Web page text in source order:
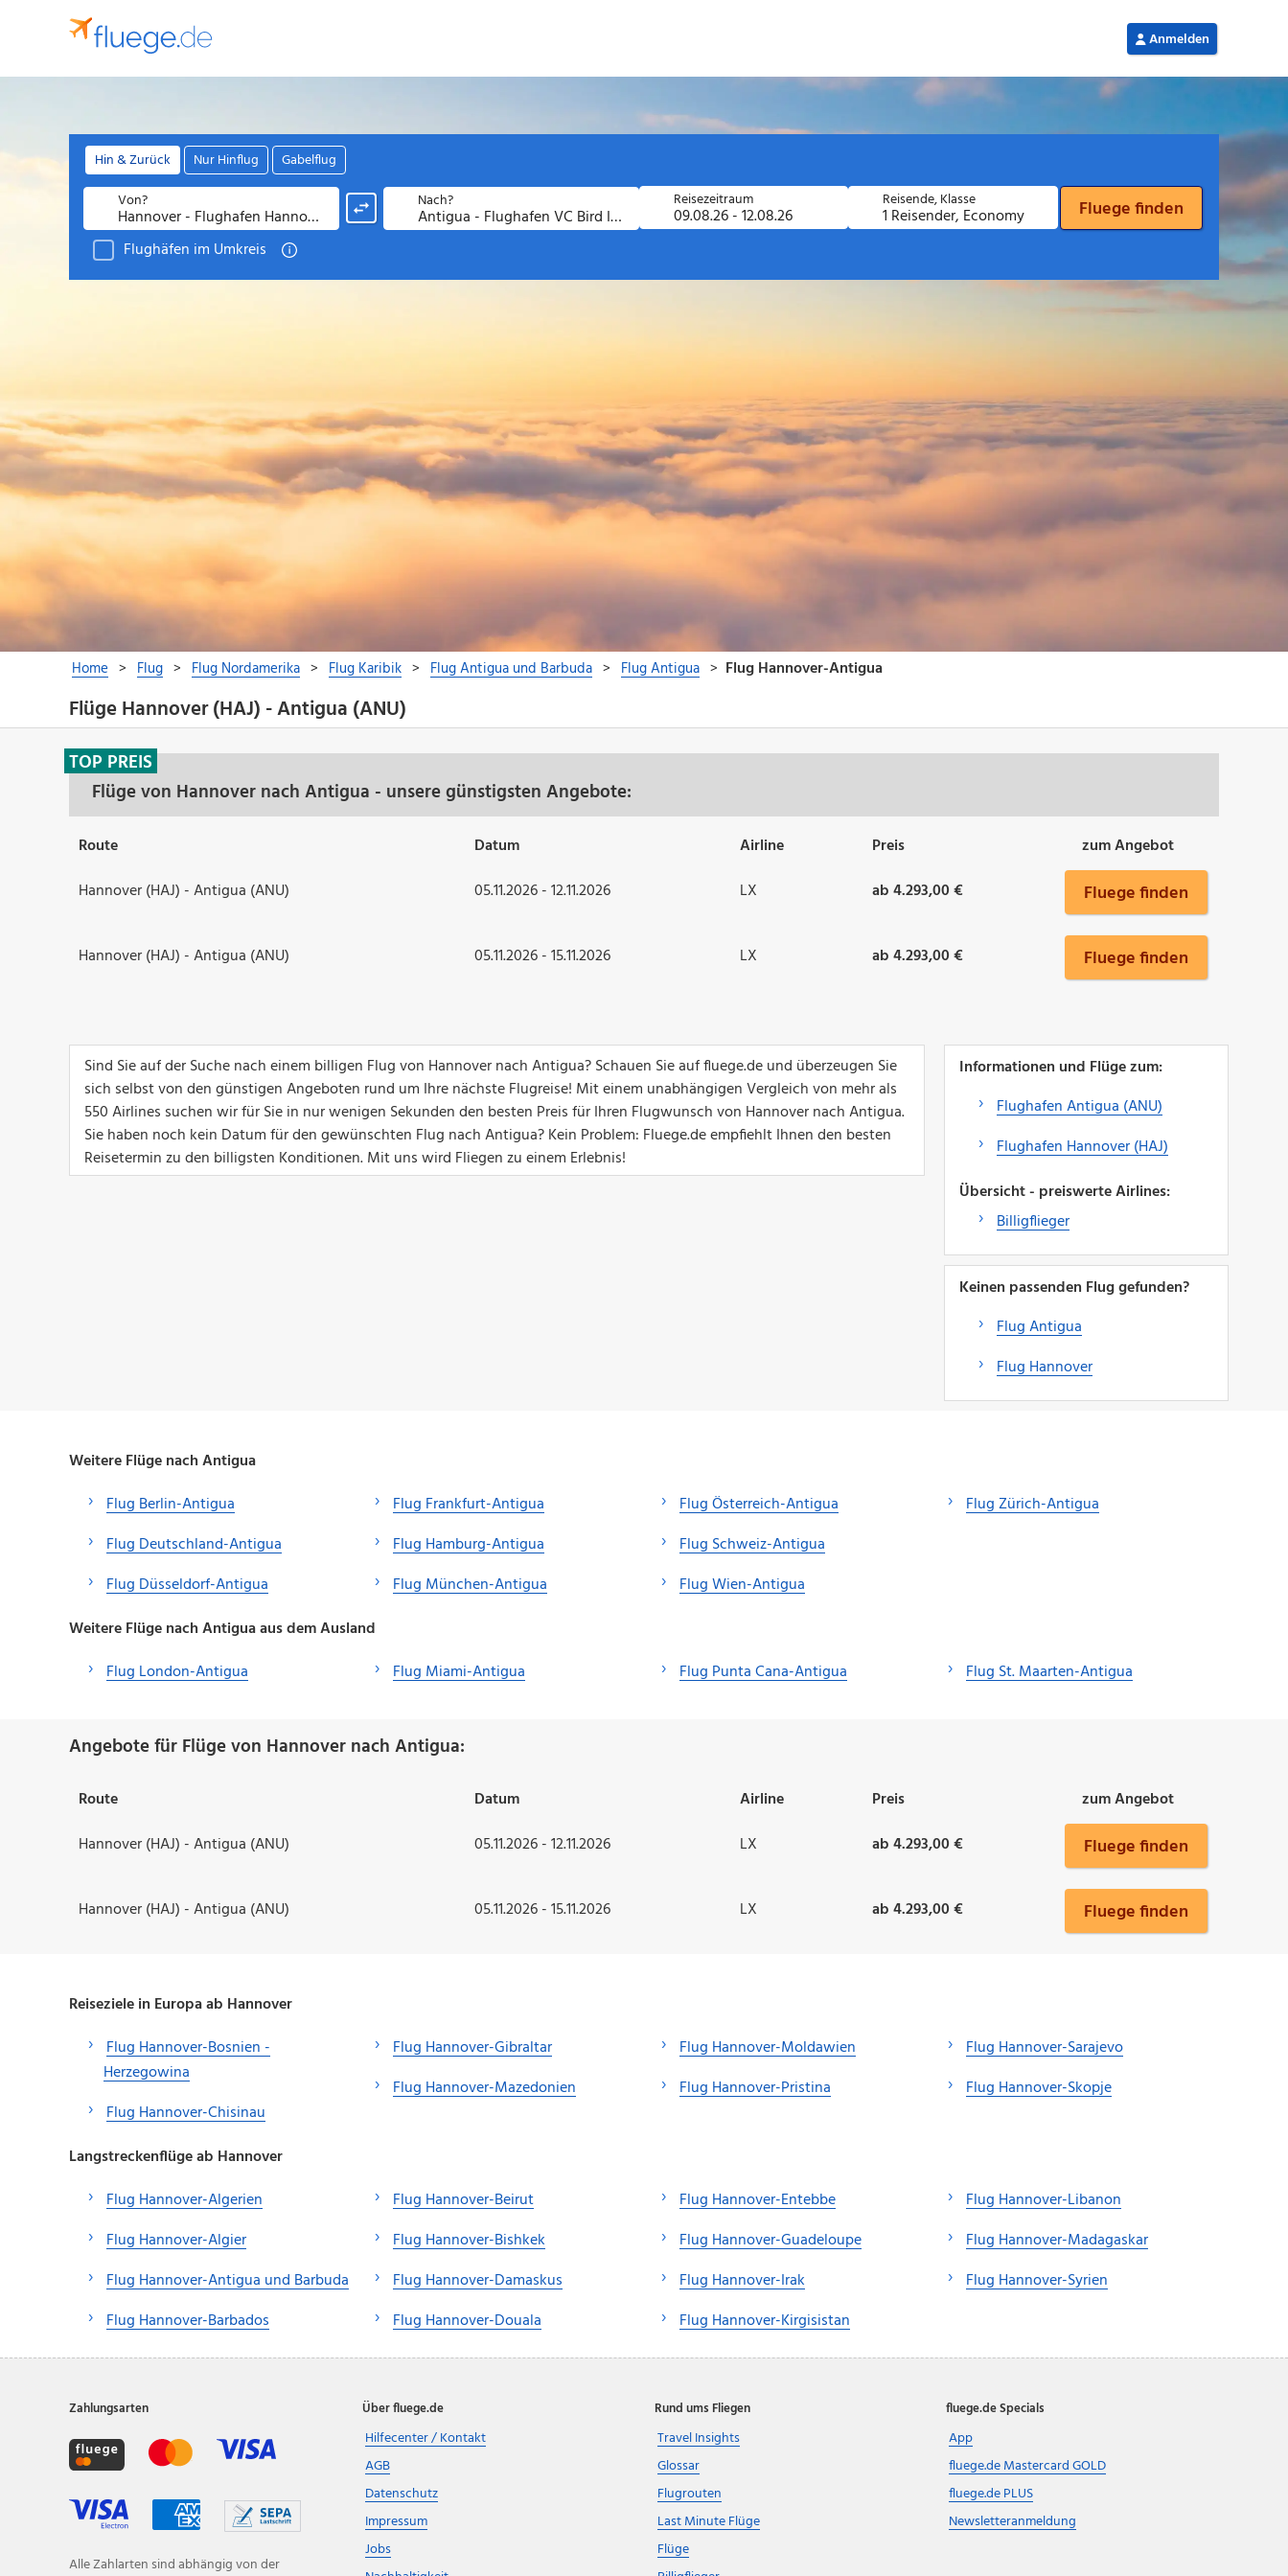
Flüge Hannover (HAJ) - Antigua (ANU)
Flüge von Hannover nach Antigua - unsere günstigsten Angebote:
TOP PREIS
Route Datum Airline Preis
zum Angebot
Hannover (HAJ) - Antigua (ANU)
05.11.2026 - 12.11.2026 LX ab 4.293,00 € Fluege finden
Hannover (HAJ) - Antigua (ANU) 05.11.2026 - 15.11.2026 LX ab 4.293,00 € Fluege finden
Sind Sie auf der Suche nach einem billigen Flug von Hannover nach Antigua? Schauen Sie auf fluege.de und überzeugen Sie
sich selbst von den günstigen Angeboten rund um Ihre nächste Flugreise! Mit einem unabhängigen Vergleich von mehr als
550 Airlines suchen wir für Sie in nur wenigen Sekunden den besten Preis für Ihren Flugwunsch von Hannover nach Antigua.
Sie haben noch kein Datum für den gewünschten Flug nach Antigua? Kein Problem: Fluege.de empfiehlt Ihnen den besten
Reisetermin zu den billigsten Konditionen. Mit uns wird Fliegen zu einem Erlebnis!
Informationen und Flüge zum:
Flughafen Antigua (ANU)
Flughafen Hannover (HAJ)
Übersicht - preiswerte Airlines:
Billigflieger
Keinen passenden Flug gefunden?
Flug Antigua
Flug Hannover
Weitere Flüge nach Antigua
Flug Berlin-Antigua
Flug Deutschland-Antigua
Flug Düsseldorf-Antigua
Flug Frankfurt-Antigua
Flug Hamburg-Antigua
Flug München-Antigua
Flug Österreich-Antigua
Flug Schweiz-Antigua
Flug Wien-Antigua
Flug Zürich-Antigua
Weitere Flüge nach Antigua aus dem Ausland
Flug London-Antigua
Flug Miami-Antigua Flug Punta Cana-Antigua Flug St. Maarten-Antigua
Angebote für Flüge von Hannover nach Antigua:
Route Datum Airline Preis
zum Angebot
Hannover (HAJ) - Antigua (ANU)
05.11.2026 - 12.11.2026 LX ab 4.293,00 € Fluege finden
Hannover (HAJ) - Antigua (ANU) 05.11.2026 - 15.11.2026 LX ab 4.293,00 € Fluege finden
Reiseziele in Europa ab Hannover
Flug Hannover-Bosnien -
Herzegowina
Flug Hannover-Chisinau
Flug Hannover-Gibraltar
Flug Hannover-Mazedonien
Flug Hannover-Moldawien
Flug Hannover-Pristina
Flug Hannover-Sarajevo
Flug Hannover-Skopje
Langstreckenflüge ab Hannover
Flug Hannover-Algerien
Flug Hannover-Algier
Flug Hannover-Antigua und Barbuda
Flug Hannover-Barbados
Flug Hannover-Beirut
Flug Hannover-Bishkek
Flug Hannover-Damaskus
Flug Hannover-Douala
Flug Hannover-Entebbe
Flug Hannover-Guadeloupe
Flug Hannover-Irak
Flug Hannover-Kirgisistan
Flug Hannover-Libanon
Flug Hannover-Madagaskar
Flug Hannover-Syrien